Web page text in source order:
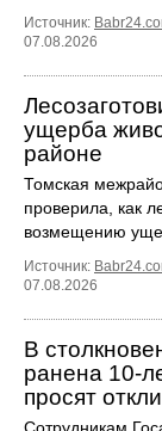
Источник:
07.08.2026
ущерба
районе
Томская
проверила, как
возмещению
Источник:
07.08.2026
В
ранена 10-
просят